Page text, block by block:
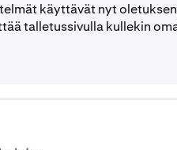
käyttävät nyt
talletussivulla kullekin